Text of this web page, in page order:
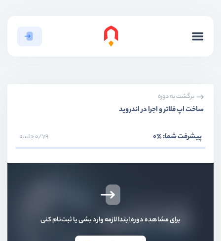
برگشت به دوره
ساخت اپ فلاتر و اجرا در اندروید
پیشرفت شما:٪0 0/79 جلسه
برای مشاهده دوره ابتدا لازمه وارد بشی یا ثبت‌نام کنی
بخش دوم نصب و راه اندازی
ویدیو آموزشی